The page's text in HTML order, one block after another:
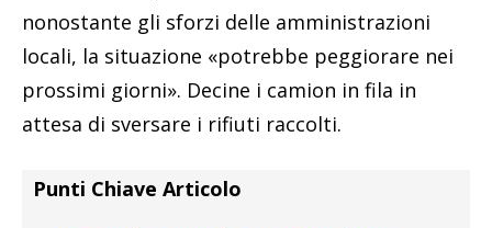
nonostante gli sforzi delle amministrazioni
locali, la situazione «potrebbe peggiorare nei
prossimi giorni». Decine i camion in fila in
attesa di sversare i rifiuti raccolti.
Punti Chiave Articolo